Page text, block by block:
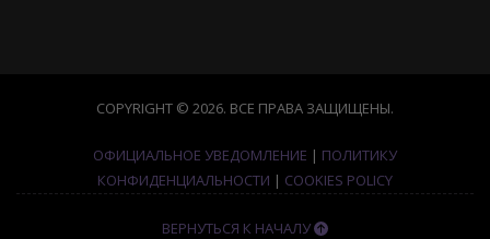
COPYRIGHT © 2026. ВСЕ ПРАВА ЗАЩИЩЕНЫ.
ОФИЦИАЛЬНОЕ УВЕДОМЛЕНИЕ | ПОЛИТИКУ
КОНФИДЕНЦИАЛЬНОСТИ | COOKIES POLICY
ВЕРНУТЬСЯ К НАЧАЛУ